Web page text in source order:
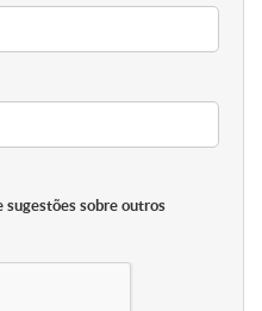
sugestões sobre outros